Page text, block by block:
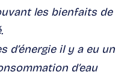
les bienfaits de
d’énergie il y a eu un
d’eau